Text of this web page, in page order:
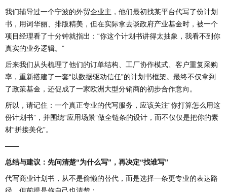
我们辅导过一个宁波的外贸企业主，他们最初找某平台代写了份计划
书，用词华丽、排版精美，但在实际拿去谈政府产业基金时，被一个
项目经理看了十分钟就指出：“你这个计划书讲得太抽象，我看不到你
真实的业务逻辑。”
后来我们从头梳理了他们的订单结构、工厂协作模式、客户重复采购
率，重新搭建了一套“以数据驱动信任”的计划书框架。最终不仅拿到
了政策基金，还促成了一家欧洲大型分销商的初步合作意向。
所以，请记住：一个真正专业的代写服务，应该关注“你打算怎么用这
份计划书”，并围绕“应用场景”做全链条的设计，而不仅仅是把你的素
材“拼接美化”。
——
总结与建议：先问清楚“为什么写”，再决定“找谁写”
代写商业计划书，从不是偷懒的替代，而是选择一条更专业的表达路
径。但前提是你自己也清楚：